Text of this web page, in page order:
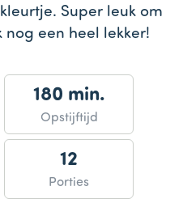
Super leuk om
nog een heel lekker!
180 min.
Opstijftijd
12
Porties